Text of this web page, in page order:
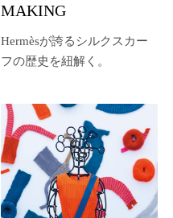
MAKING
Hermèsが誇るシルクスカー
フの歴史を紐解く。